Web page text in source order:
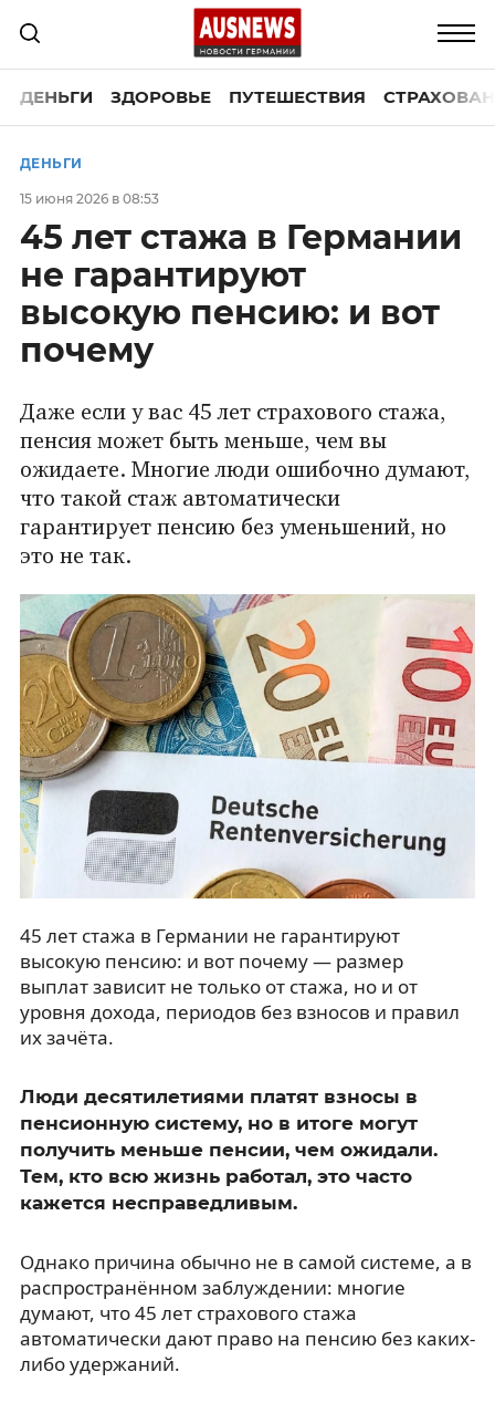
ДЕНЬГИ ЗДОРОВЬЕ ПУТЕШЕСТВИЯ
ДЕНЬГИ
15 июня 2026 в 08:53
45 лет стажа в Германии
не гарантируют
высокую пенсию: и вот
почему
Даже если у вас 45 лет страхового стажа,
пенсия может быть меньше, чем вы
ожидаете. Многие люди ошибочно думают,
что такой стаж автоматически
гарантирует пенсию без уменьшений, но
это не так.
45 лет стажа в Германии не гарантируют
высокую пенсию: и вот почему — размер
выплат зависит не только от стажа, но и от
уровня дохода, периодов без взносов и правил
их зачёта.
Люди десятилетиями платят взносы в
пенсионную систему, но в итоге могут
получить меньше пенсии, чем ожидали.
Тем, кто всю жизнь работал, это часто
кажется несправедливым.
Однако причина обычно не в самой системе, а в
распространённом заблуждении: многие
думают, что 45 лет страхового стажа
автоматически дают право на пенсию без каких-
либо удержаний.